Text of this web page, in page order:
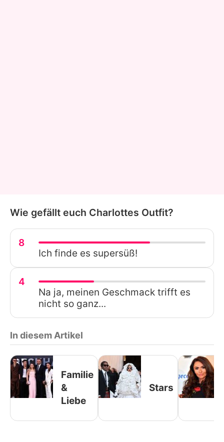
Wie gefällt euch Charlottes Outfit?
8
Ich finde es supersüß!
4
Na ja, meinen Geschmack trifft es
nicht so ganz...
In diesem Artikel
Familie
&
Liebe
Stars